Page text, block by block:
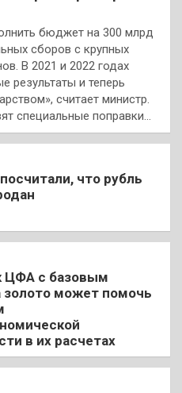
бюджет на 300 млрд
сборов с крупных
В 2021 и 2022 годах
результаты и теперь
считает министр.
специальные поправки…
что рубль
ЦФА с базовым
золото может помочь
в их расчетах